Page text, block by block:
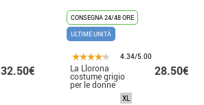
32.50€
CONSEGNA 24/48 ORE
ULTIME UNITÀ
4.34/5.00
La Llorona
costume grigio
per le donne
28.50€
XL